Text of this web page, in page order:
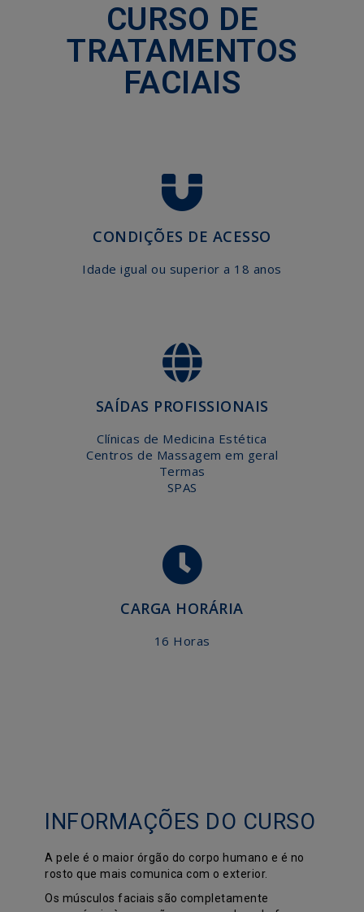
CURSO DE
TRATAMENTOS
FACIAIS
CONDIÇÕES DE ACESSO
Idade igual ou superior a 18 anos
SAÍDAS PROFISSIONAIS
Clínicas de Medicina Estética
Centros de Massagem em geral
Termas
SPAS
CARGA HORÁRIA
16 Horas
INFORMAÇÕES DO CURSO
A pele é o maior órgão do corpo humano e é no
rosto que mais comunica com o exterior.
Os músculos faciais são completamente